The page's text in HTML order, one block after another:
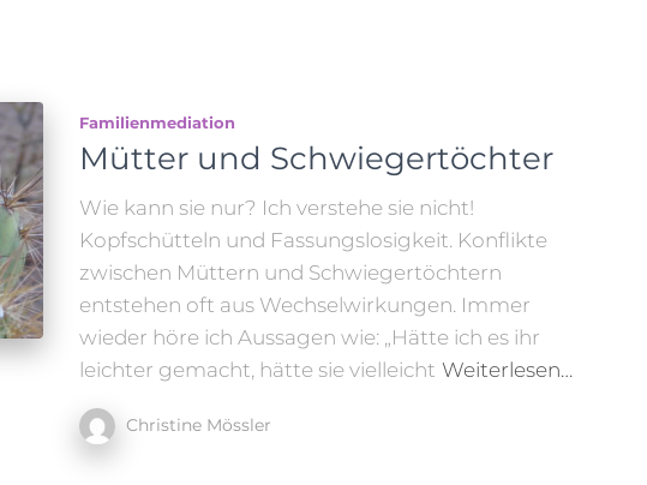
Familienmediation
Mütter und Schwiegertöchter
Wie kann sie nur? Ich verstehe sie nicht!
Kopfschütteln und Fassungslosigkeit. Konflikte
zwischen Müttern und Schwiegertöchtern
entstehen oft aus Wechselwirkungen. Immer
wieder höre ich Aussagen wie: „Hätte ich es ihr
leichter gemacht, hätte sie vielleicht Weiterlesen…
Christine Mössler